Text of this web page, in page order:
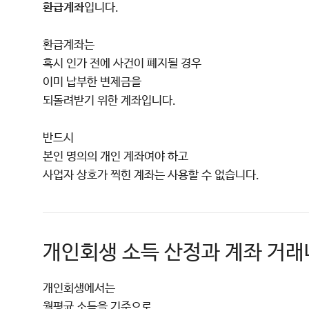
환급계좌입니다.
환급계좌는
혹시 인가 전에 사건이 폐지될 경우
이미 납부한 변제금을
되돌려받기 위한 계좌입니다.
반드시
본인 명의의 개인 계좌여야 하고
사업자 상호가 찍힌 계좌는 사용할 수 없습니다.
개인회생 소득 산정과 계좌 거
개인회생에서는